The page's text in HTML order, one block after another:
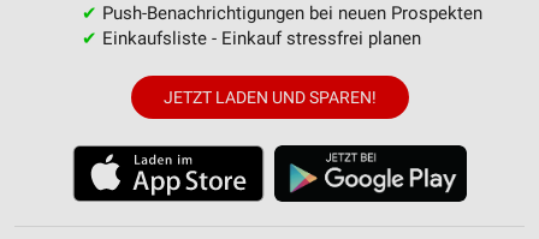
✔ Push-Benachrichtigungen bei neuen Prospekten
✔ Einkaufsliste - Einkauf stressfrei planen
JETZT LADEN UND SPAREN!